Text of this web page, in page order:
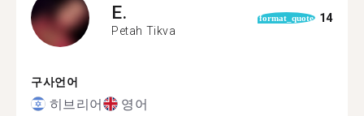
E.
Petah Tikva
format_quote 14
구사언어
히브리어 영어